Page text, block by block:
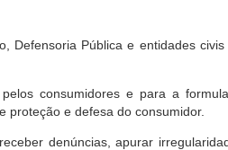
Defensoria Pública e entidades
consumidores e para a
proteção e defesa do consumidor.
denúncias, apurar